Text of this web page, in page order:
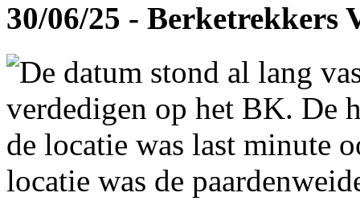
30/06/25 - Berketrekkers
De datum stond al lang
verdedigen op het BK. De
de locatie was last minute
locatie was de